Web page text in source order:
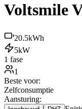
Voltsmile
20.5kWh
5kW
1 fase
1
Beste voor:
Zelfconsumptie
Aansturing: